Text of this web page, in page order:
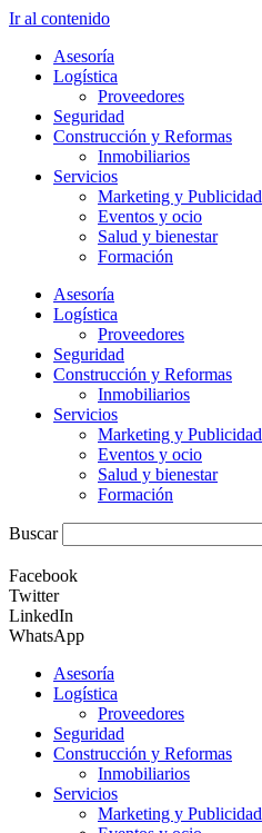
Ir al contenido
Asesoría
Logística
Proveedores
Seguridad
Construcción y Reformas
Inmobiliarios
Servicios
Marketing y Publicidad
Eventos y ocio
Salud y bienestar
Formación
Asesoría
Logística
Proveedores
Seguridad
Construcción y Reformas
Inmobiliarios
Servicios
Marketing y Publicidad
Eventos y ocio
Salud y bienestar
Formación
Buscar
Facebook
Twitter
LinkedIn
WhatsApp
Asesoría
Logística
Proveedores
Seguridad
Construcción y Reformas
Inmobiliarios
Servicios
Marketing y Publicidad